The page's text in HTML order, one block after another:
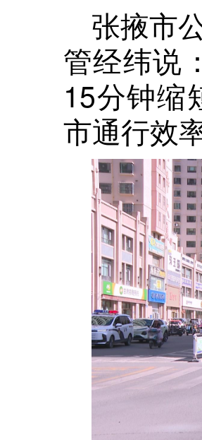
张掖市
管经纬说
15分钟缩
市通行效